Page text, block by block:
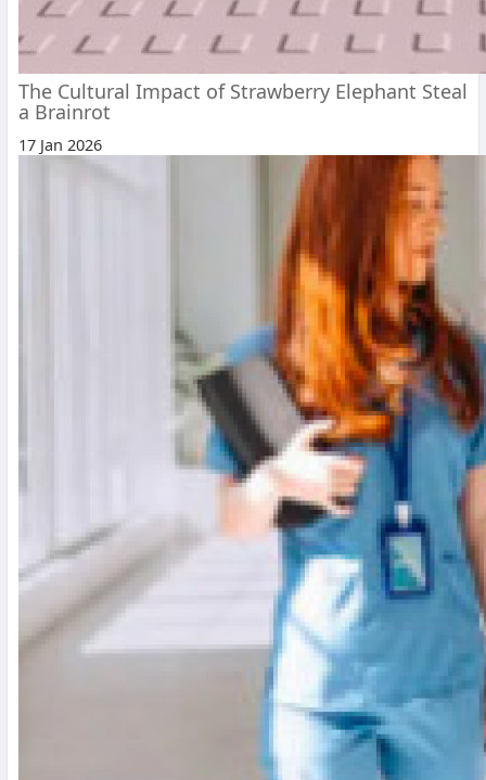
The Cultural Impact of Strawberry Elephant Steal
a Brainrot
17 Jan 2026